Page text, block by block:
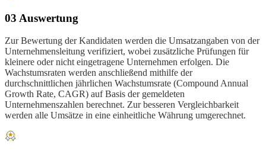
03 Auswertung
Zur Bewertung der Kandidaten werden die Umsatzangaben von der
Unternehmensleitung verifiziert, wobei zusätzliche Prüfungen für
kleinere oder nicht eingetragene Unternehmen erfolgen. Die
Wachstumsraten werden anschließend mithilfe der
durchschnittlichen jährlichen Wachstumsrate (Compound Annual
Growth Rate, CAGR) auf Basis der gemeldeten
Unternehmenszahlen berechnet. Zur besseren Vergleichbarkeit
werden alle Umsätze in eine einheitliche Währung umgerechnet.